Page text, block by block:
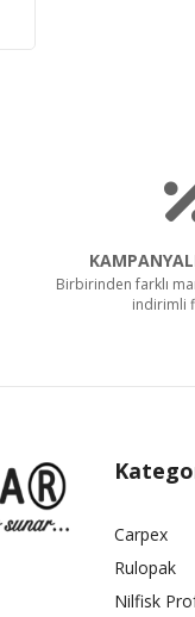
Birbirinden farklı
indirimli
Carpex
Rulopak
Nilfisk